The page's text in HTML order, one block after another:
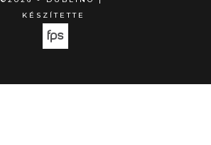
KÉSZÍTETTE